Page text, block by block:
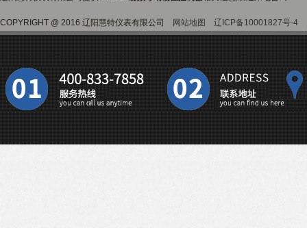
COPYRIGHT @ 2016 辽阳慧特仪表有限公司 网站地图 辽ICP备10001827号-4